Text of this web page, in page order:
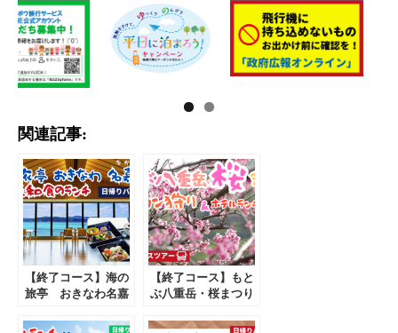
関連記事:
【終了コース】海の
旅亭 おきなわ名嘉
付き ～座喜味城跡
【終了コース】もと
ぶ八重岳・桜まつり
テルランチブッフ